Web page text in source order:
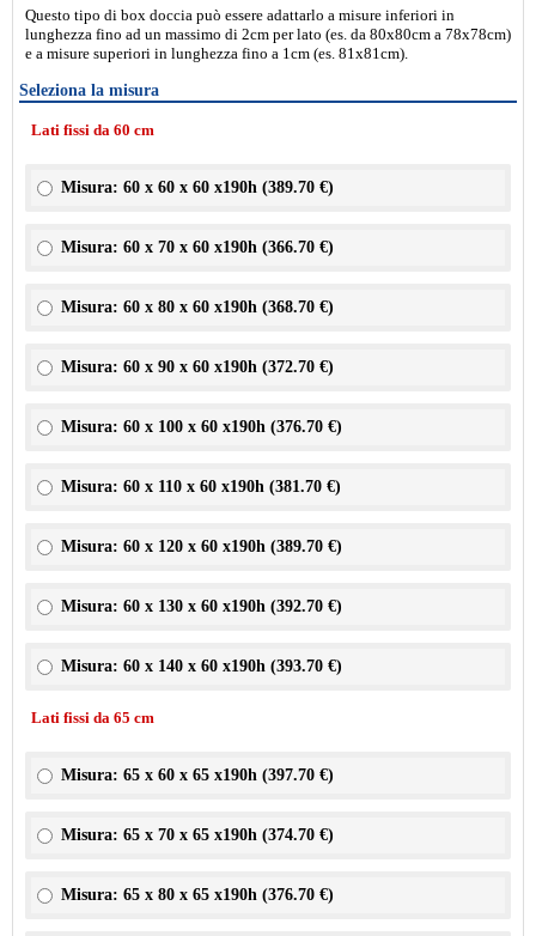
Questo tipo di box doccia può essere adattarlo a misure inferiori in
lunghezza fino ad un massimo di 2cm per lato (es. da 80x80cm a 78x78cm)
e a misure superiori in lunghezza fino a 1cm (es. 81x81cm).
Seleziona la misura
Lati fissi da 60 cm
Misura: 60 x 60 x 60 x190h (389.70 €)
Misura: 60 x 70 x 60 x190h (366.70 €)
Misura: 60 x 80 x 60 x190h (368.70 €)
Misura: 60 x 90 x 60 x190h (372.70 €)
Misura: 60 x 100 x 60 x190h (376.70 €)
Misura: 60 x 110 x 60 x190h (381.70 €)
Misura: 60 x 120 x 60 x190h (389.70 €)
Misura: 60 x 130 x 60 x190h (392.70 €)
Misura: 60 x 140 x 60 x190h (393.70 €)
Lati fissi da 65 cm
Misura: 65 x 60 x 65 x190h (397.70 €)
Misura: 65 x 70 x 65 x190h (374.70 €)
Misura: 65 x 80 x 65 x190h (376.70 €)